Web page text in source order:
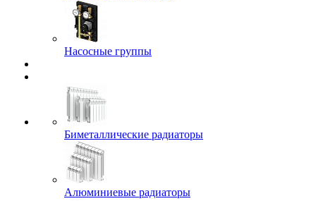
Насосные группы
Биметаллические радиаторы
Алюминиевые радиаторы